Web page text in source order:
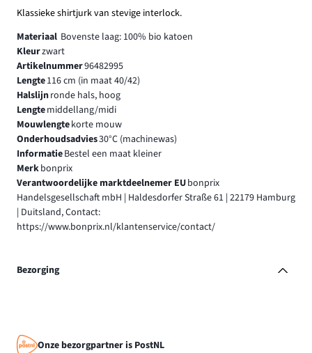
Klassieke shirtjurk van stevige interlock.
Materiaal Bovenste laag: 100% bio katoen
Kleurzwart
Artikelnummer96482995
Lengte116 cm (in maat 40/42)
Halslijnronde hals, hoog
Lengtemiddellang/midi
Mouwlengtekorte mouw
Onderhoudsadvies30°C (machinewas)
InformatieBestel een maat kleiner
Merkbonprix
Verantwoordelijke marktdeelnemer EUbonprix
Handelsgesellschaft mbH | Haldesdorfer Straße 61 | 22179 Hamburg
| Duitsland, Contact:
https://www.bonprix.nl/klantenservice/contact/
Bezorging
Onze bezorgpartner is PostNL